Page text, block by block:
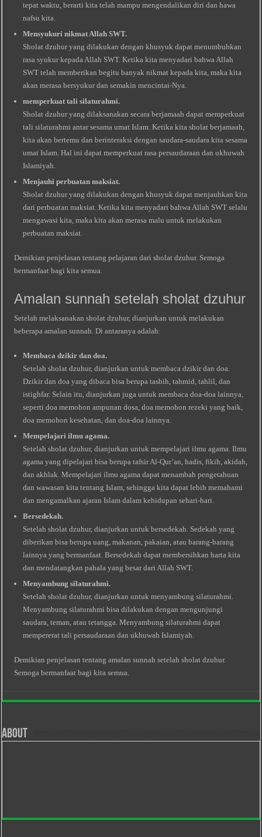
tepat waktu, berarti kita telah mampu mengendalikan diri dan hawa
nafsu kita.
Mensyukuri nikmat Allah SWT.
Sholat dzuhur yang dilakukan dengan khusyuk dapat menumbuhkan
rasa syukur kepada Allah SWT. Ketika kita menyadari bahwa Allah
SWT telah memberikan begitu banyak nikmat kepada kita, maka kita
akan merasa bersyukur dan semakin mencintai-Nya.
memperkuat tali silaturahmi.
Sholat dzuhur yang dilaksanakan secara berjamaah dapat memperkuat
tali silaturahmi antar sesama umat Islam. Ketika kita sholat berjamaah,
kita akan bertemu dan berinteraksi dengan saudara-saudara kita sesama
umat Islam. Hal ini dapat memperkuat rasa persaudaraan dan ukhuwah
Islamiyah.
Menjauhi perbuatan maksiat.
Sholat dzuhur yang dilakukan dengan khusyuk dapat menjauhkan kita
dari perbuatan maksiat. Ketika kita menyadari bahwa Allah SWT selalu
mengawasi kita, maka kita akan merasa malu untuk melakukan
perbuatan maksiat.
Demikian penjelasan tentang pelajaran dari sholat dzuhur. Semoga
bermanfaat bagi kita semua.
Amalan sunnah setelah sholat dzuhur
Setelah melaksanakan sholat dzuhur, dianjurkan untuk melakukan
beberapa amalan sunnah. Di antaranya adalah:
Membaca dzikir dan doa.
Setelah sholat dzuhur, dianjurkan untuk membaca dzikir dan doa.
Dzikir dan doa yang dibaca bisa berupa tasbih, tahmid, tahlil, dan
istighfar. Selain itu, dianjurkan juga untuk membaca doa-doa lainnya,
seperti doa memohon ampunan dosa, doa memohon rezeki yang baik,
doa memohon kesehatan, dan doa-doa lainnya.
Mempelajari ilmu agama.
Setelah sholat dzuhur, dianjurkan untuk mempelajari ilmu agama. Ilmu
agama yang dipelajari bisa berupa tafsir Al-Qur’an, hadis, fikih, akidah,
dan akhlak. Mempelajari ilmu agama dapat menambah pengetahuan
dan wawasan kita tentang Islam, sehingga kita dapat lebih memahami
dan mengamalkan ajaran Islam dalam kehidupan sehari-hari.
Bersedekah.
Setelah sholat dzuhur, dianjurkan untuk bersedekah. Sedekah yang
diberikan bisa berupa uang, makanan, pakaian, atau barang-barang
lainnya yang bermanfaat. Bersedekah dapat membersihkan harta kita
dan mendatangkan pahala yang besar dari Allah SWT.
Menyambung silaturahmi.
Setelah sholat dzuhur, dianjurkan untuk menyambung silaturahmi.
Menyambung silaturahmi bisa dilakukan dengan mengunjungi
saudara, teman, atau tetangga. Menyambung silaturahmi dapat
mempererat tali persaudaraan dan ukhuwah Islamiyah.
Demikian penjelasan tentang amalan sunnah setelah sholat dzuhur.
Semoga bermanfaat bagi kita semua.
About